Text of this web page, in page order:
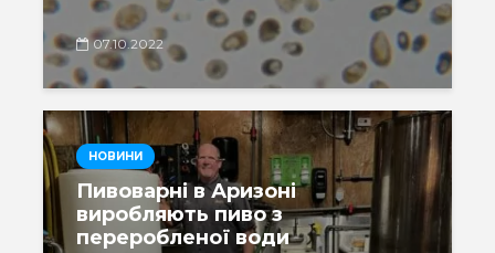
07.10.2022
НОВИНИ
Пивоварні в Аризоні
виробляють пиво з
переробленої води